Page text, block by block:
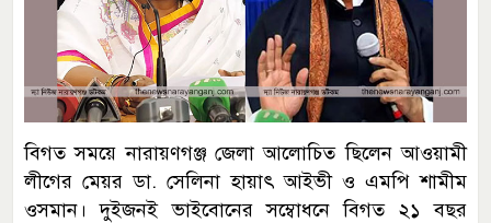
বিগত সময়ে নারায়ণগঞ্জ জেলা আলোচিত ছিলেন আওয়ামী
লীগের মেয়র ডা. সেলিনা হায়াৎ আইভী ও এমপি শামীম
ওসমান। দুইজনই ভাইবোনের সম্বোধনে বিগত ২১ বছর